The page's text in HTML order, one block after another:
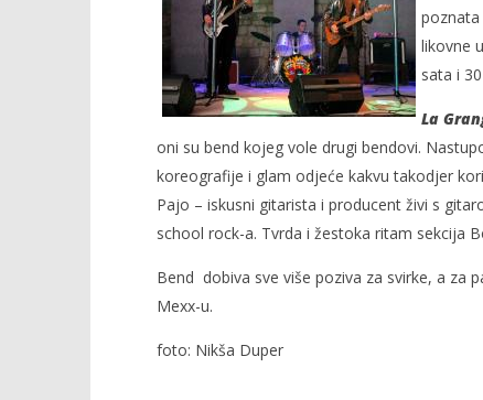
NOW VIEWING
Band La Grange uživo u
Dubrovniku
2011.
Radio
4.
prosinca
2011.
Rafaela
likovne
sata i
La
oni su bend kojeg vole drugi bendovi.
koreografije i glam odjeće kakvu takodjer
Pajo – iskusni gitarista i producent živi s
school rock-a. Tvrda i žestoka ritam sekcija
Bend dobiva sve više poziva za svirke, a za
Mexx-u.
foto: Nikša Duper